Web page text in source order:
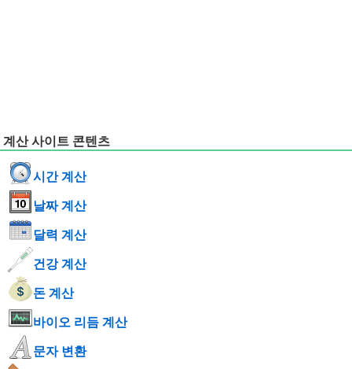
계산 사이트 콘텐츠
시간 계산
날짜 계산
달력 계산
건강 계산
돈 계산
바이오 리듬 계산
문자 변환